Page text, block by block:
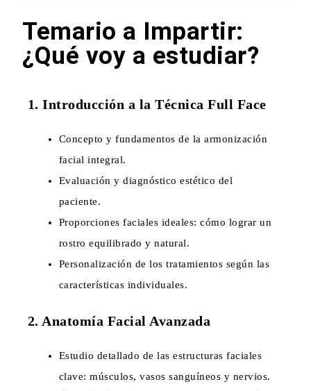
Temario a Impartir:
¿Qué voy a estudiar?
1. Introducción a la Técnica Full Face
Concepto y fundamentos de la armonización
facial integral.
Evaluación y diagnóstico estético del
paciente.
Proporciones faciales ideales: cómo lograr un
rostro equilibrado y natural.
Personalización de los tratamientos según las
características individuales.
2. Anatomía Facial Avanzada
Estudio detallado de las estructuras faciales
clave: músculos, vasos sanguíneos y nervios.